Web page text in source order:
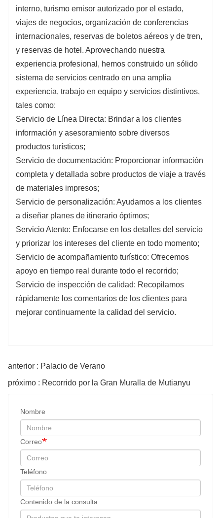
interno, turismo emisor autorizado por el estado,
viajes de negocios, organización de conferencias
internacionales, reservas de boletos aéreos y de tren,
y reservas de hotel. Aprovechando nuestra
experiencia profesional, hemos construido un sólido
sistema de servicios centrado en una amplia
experiencia, trabajo en equipo y servicios distintivos,
tales como:
Servicio de Línea Directa: Brindar a los clientes
información y asesoramiento sobre diversos
productos turísticos;
Servicio de documentación: Proporcionar información
completa y detallada sobre productos de viaje a través
de materiales impresos;
Servicio de personalización: Ayudamos a los clientes
a diseñar planes de itinerario óptimos;
Servicio Atento: Enfocarse en los detalles del servicio
y priorizar los intereses del cliente en todo momento;
Servicio de acompañamiento turístico: Ofrecemos
apoyo en tiempo real durante todo el recorrido;
Servicio de inspección de calidad: Recopilamos
rápidamente los comentarios de los clientes para
mejorar continuamente la calidad del servicio.
anterior : Palacio de Verano
próximo : Recorrido por la Gran Muralla de Mutianyu
Nombre
Correo
Teléfono
Contenido de la consulta